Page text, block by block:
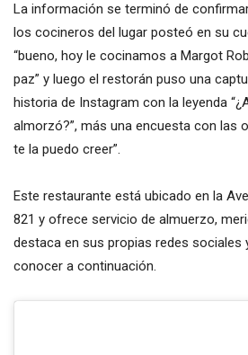
La información se terminó de
los cocineros del lugar posteó en su
“bueno, hoy le cocinamos a Margot
paz” y luego el restorán puso una
historia de Instagram con la leyenda
almorzó?”, más una encuesta con las
te la puedo creer”.
Este restaurante está ubicado en la
821 y ofrece servicio de almuerzo,
destaca en sus propias redes sociales
conocer a continuación.